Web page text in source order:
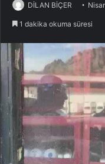
DİLAN BİÇER
1 dakika okuma süresi